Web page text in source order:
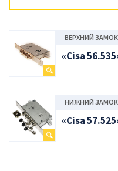
ВЕРХНИЙ
«Cisa
НИЖНИЙ
«Cisa